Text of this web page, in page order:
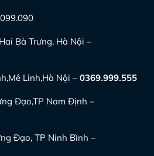
Bà Trưng, Hà Nội –
Linh,Hà Nội – 0369.999.555
Đạo,TP Nam Định –
Đạo, TP Ninh Bình –